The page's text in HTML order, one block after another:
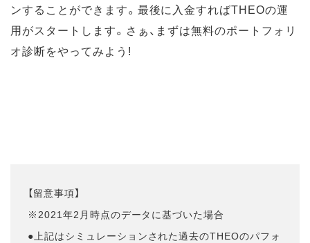
ンすることができます。最後に入金すればTHEOの運
用がスタートします。さぁ、まずは無料のポートフォリ
オ診断をやってみよう!
【留意事項】
※2021年2月時点のデータに基づいた場合
●上記はシミュレーションされた過去のTHEOのパフォ